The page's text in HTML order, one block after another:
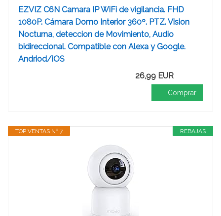
EZVIZ C6N Camara IP WiFi de vigilancia. FHD
1080P. Cámara Domo Interior 360º. PTZ. Vision
Nocturna, deteccion de Movimiento, Audio
bidireccional. Compatible con Alexa y Google.
Andriod/iOS
26,99 EUR
Comprar
REBAJAS
TOP VENTAS Nº 7